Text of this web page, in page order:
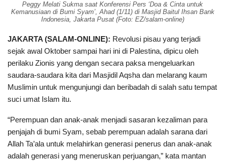
Peggy Melati Sukma saat Konferensi Pers ‘Doa & Cinta untuk
Kemanusiaan di Bumi Syam’, Ahad (1/11) di Masjid Baitul Ihsan Bank
Indonesia, Jakarta Pusat (Foto: EZ/salam-online)
JAKARTA (SALAM-ONLINE): Revolusi pisau yang terjadi
sejak awal Oktober sampai hari ini di Palestina, dipicu oleh
perilaku Zionis yang dengan secara paksa mengeluarkan
saudara-saudara kita dari Masjidil Aqsha dan melarang kaum
Muslimin untuk mengunjungi dan beribadah di salah satu tempat
suci umat Islam itu.
“Perempuan dan anak-anak menjadi sasaran kezaliman para
penjajah di bumi Syam, sebab perempuan adalah sarana dari
Allah Ta’ala untuk melahirkan generasi penerus dan anak-anak
adalah generasi yang meneruskan perjuangan,” kata mantan